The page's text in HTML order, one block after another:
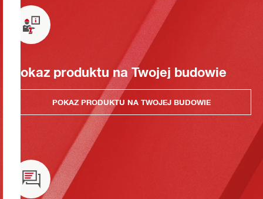
Pokaz produktu na Twojej budowie
POKAZ PRODUKTU NA TWOJEJ BUDOWIE